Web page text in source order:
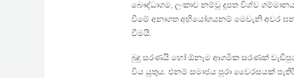
බෞද්ධාගම, ලංකාව නම්වූ දූපත විශ්ව
වීමේ අනාගත අභියෝගයනම් මෙවැනි අවර
වීමයි.
බුදු සරණයි හෝ ඕනෑම ආගමික සරණක්
විය යුතුය. එනම් සමාජය පුරා වෛරසයක්